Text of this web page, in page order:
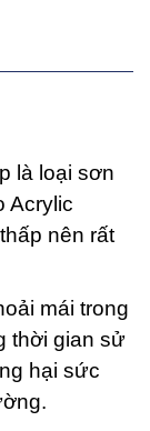
là loại sơn
Acrylic
nên rất
mái trong
thời gian sử
hại sức